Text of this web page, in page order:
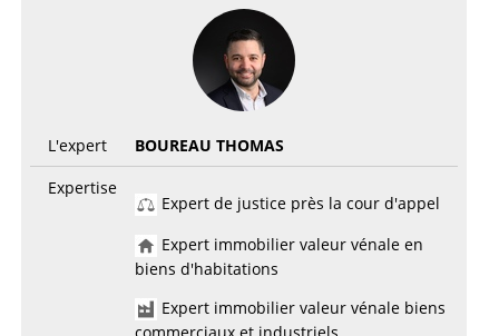
L'expert
BOUREAU THOMAS
Expertise
Expert de justice près la cour d'appel
Expert immobilier valeur vénale en
biens d'habitations
Expert immobilier valeur vénale biens